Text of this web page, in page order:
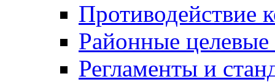
Противодействие
Районные
Регламенты и